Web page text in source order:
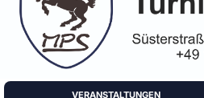
VERANSTALTUNGEN